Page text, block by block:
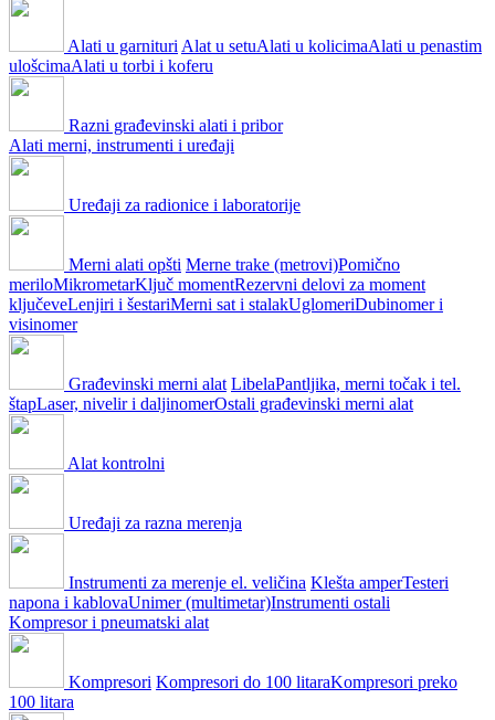
Alati u garnituri Alat u setuAlati u kolicimaAlati u penastim
ulošcimaAlati u torbi i koferu
Razni građevinski alati i pribor
Alati merni, instrumenti i uređaji
Uređaji za radionice i laboratorije
Merni alati opšti Merne trake (metrovi)Pomično
meriloMikrometarKljuč momentRezervni delovi za moment
ključeveLenjiri i šestariMerni sat i stalakUglomeriDubinomer i
visinomer
Građevinski merni alat LibelaPantljika, merni točak i tel.
štapLaser, nivelir i daljinomerOstali građevinski merni alat
Alat kontrolni
Uređaji za razna merenja
Instrumenti za merenje el. veličina Klešta amperTesteri
napona i kablovaUnimer (multimetar)Instrumenti ostali
Kompresor i pneumatski alat
Kompresori Kompresori do 100 litaraKompresori preko
100 litara